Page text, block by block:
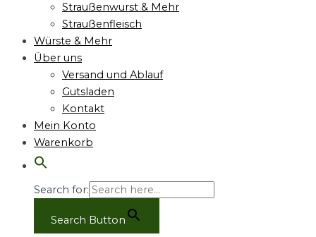
Straußenwurst & Mehr
Straußenfleisch
Würste & Mehr
Über uns
Versand und Ablauf
Gutsladen
Kontakt
Mein Konto
Warenkorb
Search for:
Search Button